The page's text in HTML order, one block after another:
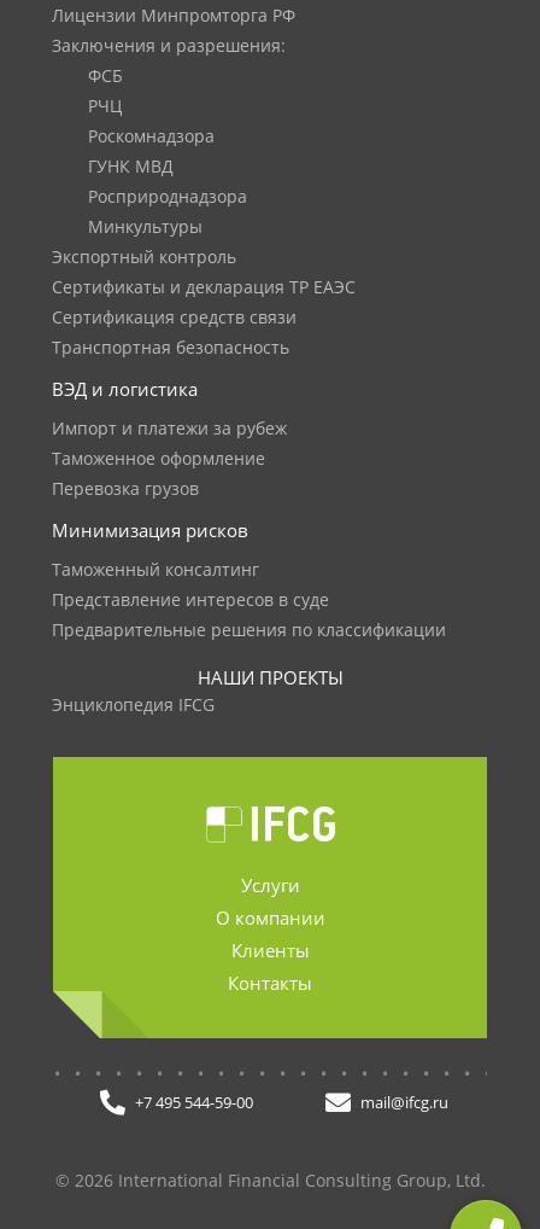
Лицензии Минпромторга РФ
Заключения и разрешения:
ФСБ
РЧЦ
Роскомнадзора
ГУНК МВД
Росприроднадзора
Минкультуры
Экспортный контроль
Сертификаты и декларация ТР ЕАЭС
Сертификация средств связи
Транспортная безопасность
ВЭД и логистика
Импорт и платежи за рубеж
Таможенное оформление
Перевозка грузов
Минимизация рисков
Таможенный консалтинг
Представление интересов в суде
Предварительные решения по классификации
НАШИ ПРОЕКТЫ
Энциклопедия IFCG
Услуги
О компании
Клиенты
Контакты
+7 495 544-59-00 mail@ifcg.ru
© 2026 International Financial Consulting Group, Ltd.